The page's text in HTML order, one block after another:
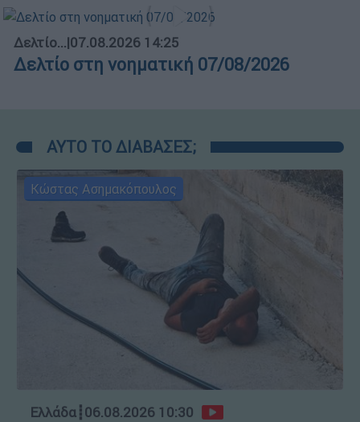
Δελτίο...|07.08.2026 14:25
Δελτίο στη νοηματική 07/08/2026
ΑΥΤΟ ΤΟ ΔΙΑΒΑΣΕΣ;
Κώστας Ασημακόπουλος
Ελλάδα┋06.08.2026 10:30